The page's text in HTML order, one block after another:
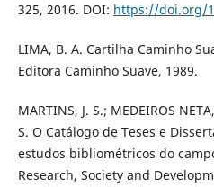
325, 2016. DOI: https://doi.org/
LIMA, B. A. Cartilha Caminho
Editora Caminho Suave, 1989.
MARTINS, J. S.; MEDEIROS
S. O Catálogo de Teses e
estudos bibliométricos do
Research, Society and